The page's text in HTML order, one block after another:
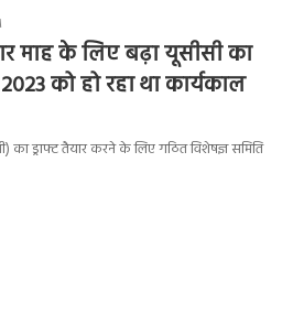
माह के लिए बढ़ा यूसीसी का
को हो रहा था कार्यकाल
का ड्राफ्ट तैयार करने के लिए गठित विशेषज्ञ समिति